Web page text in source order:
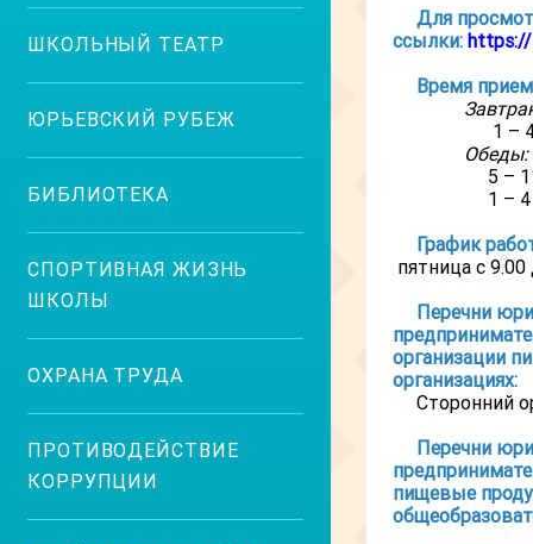
ШКОЛЬНЫЙ ТЕАТР
ЮРЬЕВСКИЙ РУБЕЖ
БИБЛИОТЕКА
СПОРТИВНАЯ ЖИЗНЬ
ШКОЛЫ
ОХРАНА ТРУДА
ПРОТИВОДЕЙСТВИЕ
КОРРУПЦИИ
Для
ссылки:
Время
1 – 4
Обеды:
5 – 11
1 – 4
График
пятница с 9.00
Перечни
организации
организациях:
Сторонний
Перечни
пищевые